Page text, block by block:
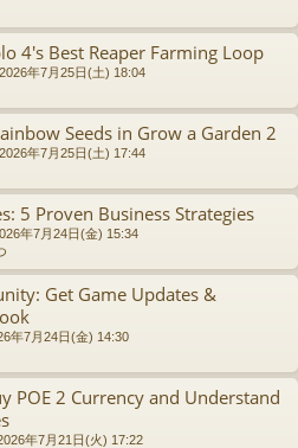
4's Best Reaper Farming Loop
2026年7月25日(土) 18:04
Seeds in Grow a Garden 2
2026年7月25日(土) 17:44
5 Proven Business Strategies
年7月24日(金) 15:34
Get Game Updates &
年7月24日(金) 14:30
POE 2 Currency and Understand
年7月21日(火) 17:22